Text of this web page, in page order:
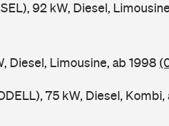
92 kW, Diesel,
Diesel, Limousine, ab 1998
75 kW, Diesel, Kombi,